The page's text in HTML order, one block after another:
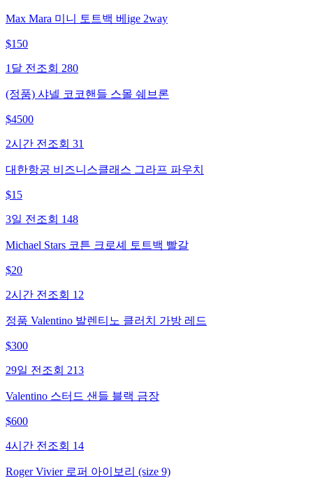
Max Mara 미니 토트백 베ige 2way
$150
1달 전 조회 280
(정품) 샤넬 코코핸들 스몰 쉐브론
$4500
2시간 전 조회 31
대한항공 비즈니스클래스 그라프 파우치
$15
3일 전 조회 148
Michael Stars 코튼 크로셰 토트백 빨갈
$20
2시간 전 조회 12
정품 Valentino 발렌티노 클러치 가방 레드
$300
29일 전 조회 213
Valentino 스터드 샌들 블랙 금장
$600
4시간 전 조회 14
Roger Vivier 로퍼 아이보리 (size 9)